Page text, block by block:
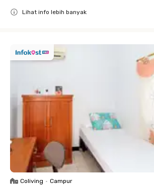
Lihat info lebih banyak
Coliving • Campur